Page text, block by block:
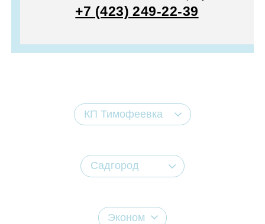
+7 (423) 249-22-39
КП Тимофеевка
Садгород
Эконом